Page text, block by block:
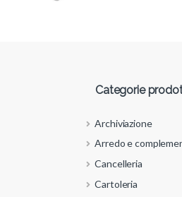
Categorie
Archiviazione
Arredo e
Cancelleria
Cartoleria